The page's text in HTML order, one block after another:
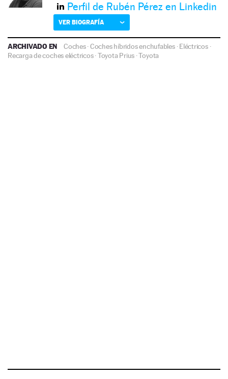
Perfil de Rubén Pérez en Linkedin
VER BIOGRAFÍA
ARCHIVADO EN Coches·Coches híbridos enchufables·Eléctricos·
Recarga de coches eléctricos·Toyota Prius ·Toyota